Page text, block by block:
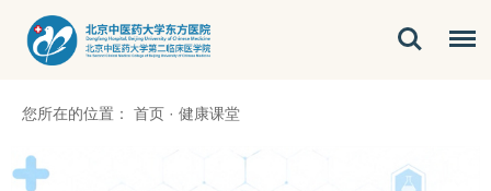
您所在的位置： 首页 · 健康课堂